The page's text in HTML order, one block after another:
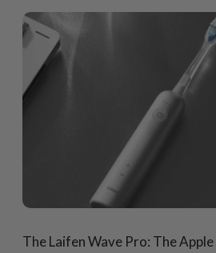
The Laifen Wave Pro: The